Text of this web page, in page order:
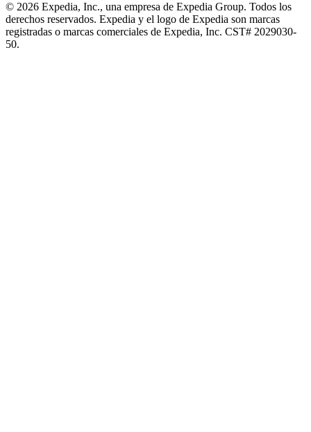
© 2026 Expedia, Inc., una empresa de Expedia Group. Todos los
derechos reservados. Expedia y el logo de Expedia son marcas
registradas o marcas comerciales de Expedia, Inc. CST# 2029030-
50.